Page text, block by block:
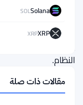
بدأت
النظام.
تكمن
Solana
SOL
XRP
XRP
مقالات ذات صلة